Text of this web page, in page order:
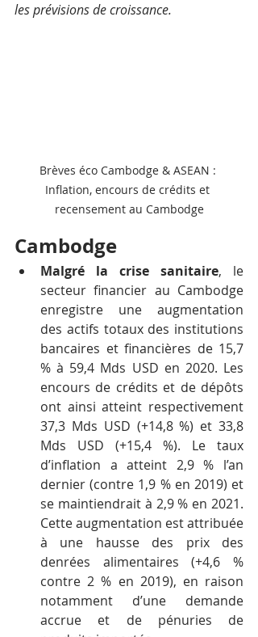
les prévisions de croissance.
Brèves éco Cambodge & ASEAN :
Inflation, encours de crédits et
recensement au Cambodge
Cambodge
Malgré la crise sanitaire, le
secteur financier au Cambodge
enregistre une augmentation
des actifs totaux des institutions
bancaires et financières de 15,7
% à 59,4 Mds USD en 2020. Les
encours de crédits et de dépôts
ont ainsi atteint respectivement
37,3 Mds USD (+14,8 %) et 33,8
Mds USD (+15,4 %). Le taux
d’inflation a atteint 2,9 % l’an
dernier (contre 1,9 % en 2019) et
se maintiendrait à 2,9 % en 2021.
Cette augmentation est attribuée
à une hausse des prix des
denrées alimentaires (+4,6 %
contre 2 % en 2019), en raison
notamment d’une demande
accrue et de pénuries de